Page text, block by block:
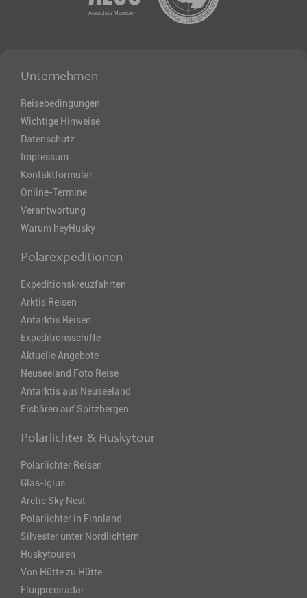
Unternehmen
Reisebedingungen
Wichtige Hinweise
Datenschutz
Impressum
Kontaktformular
Online-Termine
Verantwortung
Warum heyHusky
Polarexpeditionen
Expeditionskreuzfahrten
Arktis Reisen
Antarktis Reisen
Expeditionsschiffe
Aktuelle Angebote
Neuseeland Foto Reise
Antarktis aus Neuseeland
Eisbären auf Spitzbergen
Polarlichter & Huskytour
Polarlichter Reisen
Glas-Iglus
Arctic Sky Nest
Polarlichter in Finnland
Silvester unter Nordlichtern
Huskytouren
Von Hütte zu Hütte
Flugpreisradar